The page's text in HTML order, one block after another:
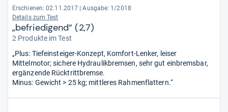
Erschienen: 02.11.2017 | Ausgabe: 1/2018
Details zum Test
„befriedigend“ (2,7)
2 Produkte im Test
„Plus: Tiefeinsteiger-Konzept, Komfort-Lenker, leiser
Mittelmotor; sichere Hydraulikbremsen, sehr gut einbremsbar,
ergänzende Rücktrittbremse.
Minus: Gewicht > 25 kg; mittleres Rahmenflattern.“